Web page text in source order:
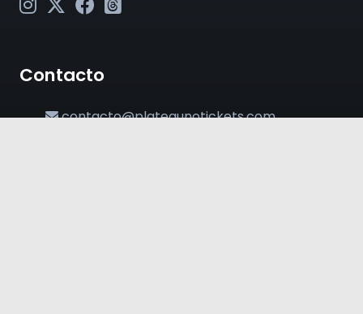
Contacto
contacto@plateaunotickets.com